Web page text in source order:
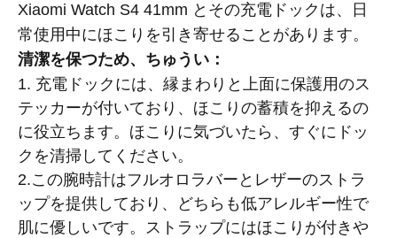
Xiaomi Watch S4 41mm とその充電ドックは、日
常使用中にほこりを引き寄せることがあります。
清潔を保つため、ちゅうい：
1. 充電ドックには、縁まわりと上面に保護用のス
テッカーが付いており、ほこりの蓄積を抑えるの
に役立ちます。ほこりに気づいたら、すぐにドッ
クを清掃してください。
2.この腕時計はフルオロラバーとレザーのストラ
ップを提供しており、どちらも低アレルギー性で
肌に優しいです。ストラップにはほこりが付きや